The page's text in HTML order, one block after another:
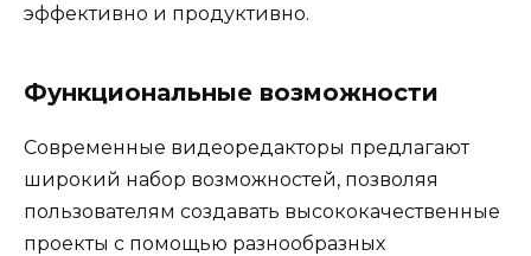
эффективно и продуктивно.
Функциональные возможности
Современные видеоредакторы предлагают
широкий набор возможностей, позволяя
пользователям создавать высококачественные
проекты с помощью разнообразных